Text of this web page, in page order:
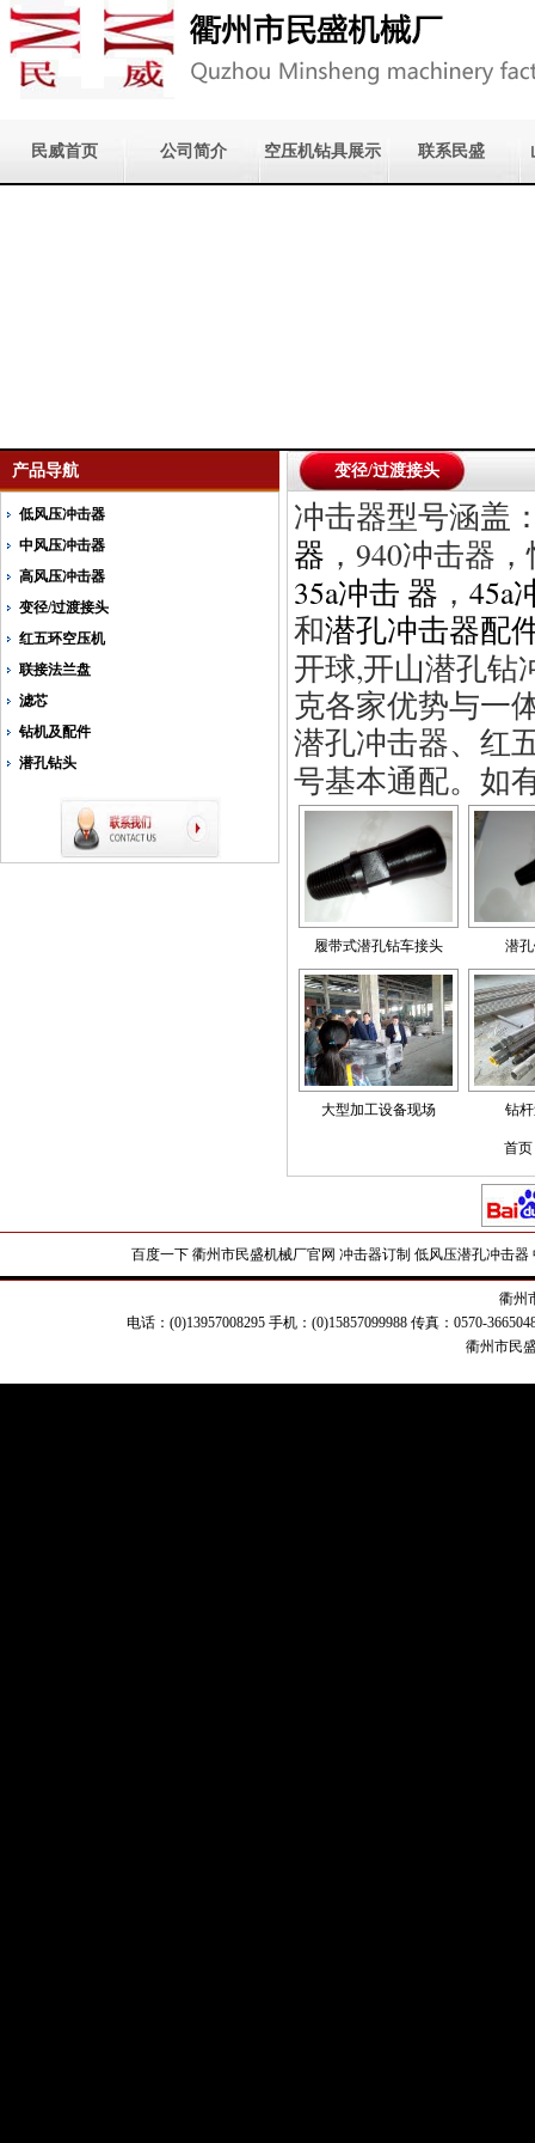
民威首页 公司简介 空压机钻具展示 联系民盛
产品导航
低风压冲击器
中风压冲击器
高风压冲击器
变径/过渡接头
红五环空压机
联接法兰盘
滤芯
钻机及配件
潜孔钻头
变径/过渡接头
冲击器型号涵盖
器 ， 940冲击器
35a冲击 器 ， 45a
和潜孔冲击器配
开球,开山潜孔钻
克各家优势与一
潜孔冲击器、红
号基本通配。如
履带式潜孔钻车接头 潜
大型加工设备现场 钻
首
百度一下 衢州市民盛机械厂官网 冲击器订制 低风压潜孔冲击器
衢州
电话：(0)13957008295 手机：(0)15857099988 传真：0570-
衢州市民